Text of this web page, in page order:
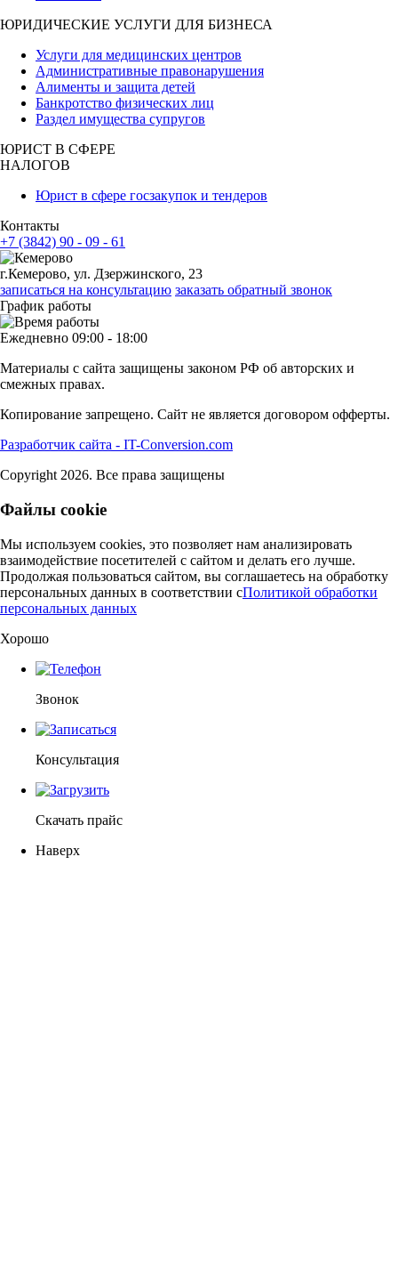
ЮРИДИЧЕСКИЕ УСЛУГИ ДЛЯ БИЗНЕСА
Услуги для медицинских центров
Административные правонарушения
Алименты и защита детей
Банкротство физических лиц
Раздел имущества супругов
ЮРИСТ В СФЕРЕ
НАЛОГОВ
Юрист в сфере госзакупок и тендеров
Контакты
+7 (3842) 90 - 09 - 61
г.Кемерово, ул. Дзержинского, 23
записаться на консультацию заказать обратный звонок
График работы
Ежедневно 09:00 - 18:00
Материалы с сайта защищены законом РФ об авторских и
смежных правах.
Копирование запрещено. Сайт не является договором офферты.
Разработчик сайта - IT-Conversion.com
Copyright 2026. Все права защищены
Файлы cookie
Мы используем cookies, это позволяет нам анализировать
взаимодействие посетителей с сайтом и делать его лучше.
Продолжая пользоваться сайтом, вы соглашаетесь на обработку
персональных данных в соответствии cПолитикой обработки
персональных данных
Хорошо
Звонок
Консультация
Скачать прайс
Наверх